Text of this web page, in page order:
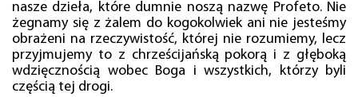
nasze dzieła, które dumnie noszą nazwę Profeto. Nie
żegnamy się z żalem do kogokolwiek ani nie jesteśmy
obrażeni na rzeczywistość, której nie rozumiemy, lecz
przyjmujemy to z chrześcijańską pokorą i z głęboką
wdzięcznością wobec Boga i wszystkich, którzy byli
częścią tej drogi.